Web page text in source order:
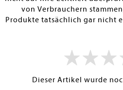
von Verbrauchern
Produkte tatsächlich gar nicht
Dieser Artikel wurde